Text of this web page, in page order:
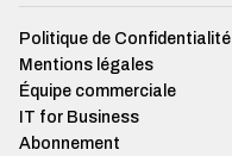
Politique de Confidentialité
Mentions légales
Équipe commerciale
IT for Business
Abonnement